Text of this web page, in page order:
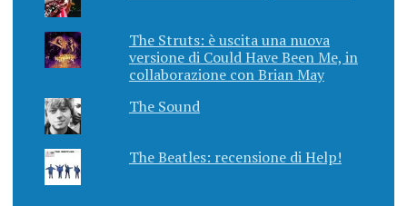
The Struts: è uscita una nuova
versione di Could Have Been Me, in
collaborazione con Brian May
The Sound
The Beatles: recensione di Help!